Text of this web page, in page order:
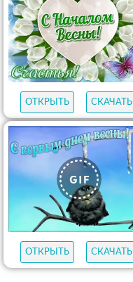
ОТКРЫТЬ СКАЧАТЬ
ОТКРЫТЬ СКАЧАТЬ